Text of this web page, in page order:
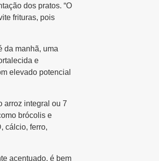
dos pratos. “O
frituras, pois
da manhã, uma
e
elevado potencial
arroz integral ou 7
brócolis e
cálcio, ferro,
acentuado, é bem